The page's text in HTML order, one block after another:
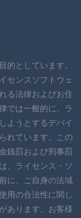
的としています。
センスソフトウェ
る法律およびお住
では一般的に、ラ
ようとするデバイ
れています。この
銭罰および刑事罰
、ライセンス・ソ
に、ご自身の法域
用の合法性に関し
あります。お客様